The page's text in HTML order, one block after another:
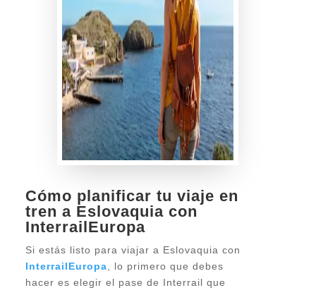
Cómo planificar tu viaje en
tren a Eslovaquia con
InterrailEuropa
Si estás listo para viajar a Eslovaquia con
InterrailEuropa, lo primero que debes
hacer es elegir el pase de Interrail que